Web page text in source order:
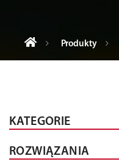
Produkty
KATEGORIE
ROZWIĄZANIA